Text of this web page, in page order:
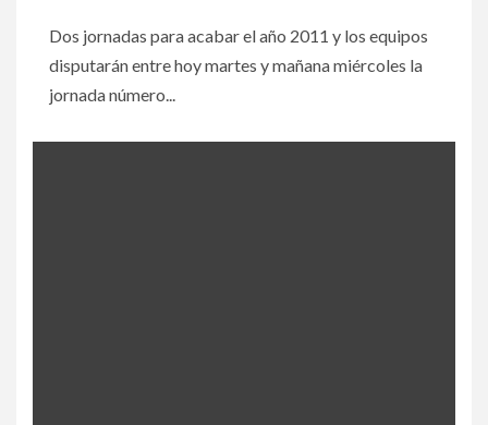
Dos jornadas para acabar el año 2011 y los equipos
disputarán entre hoy martes y mañana miércoles la
jornada número...